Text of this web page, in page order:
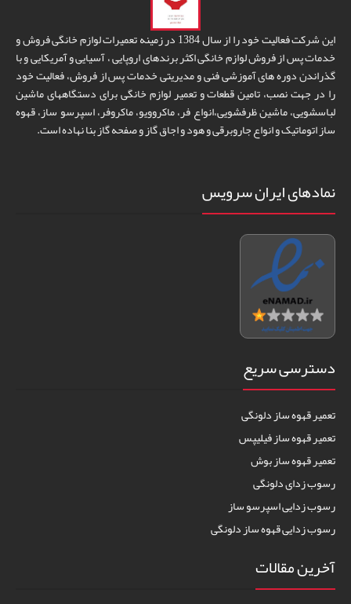
این شرکت فعالیت خود را از سال 1384 در زمینه تعمیرات لوازم خانگی فروش و
خدمات پس از فروش لوازم خانگی اکثر برندهای اروپایی ، آسیایی و آمریکایی و با
گذراندن دوره های آموزشی فنی و مدیریتی خدمات پس از فروش، فعالیت خود
را در جهت نصب، تامین قطعات و تعمیر لوازم خانگی برای دستگاههای ماشین
لباسشویی، ماشین ظرفشویی،انواع فر، ماکروویو، ماکروفر، اسپرسو ساز، قهوه
ساز اتوماتیک و انواع جاروبرقی و هود و اجاق گاز و صفحه گاز بنا نهاده است.
نمادهای ایران سرویس
دسترسی سریع
تعمیر قهوه ساز دلونگی
تعمیر قهوه ساز فیلیپس
تعمیر قهوه ساز بوش
رسوب زدای دلونگی
رسوب زدایی اسپرسو ساز
رسوب زدایی قهوه ساز دلونگی
آخرین مقالات